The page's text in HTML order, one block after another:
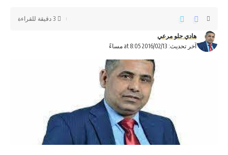
آخر تحديث: 2016/02/13 at 8:05 مساءً
هادي جلو مرعي
3 دقيقة للقراءة